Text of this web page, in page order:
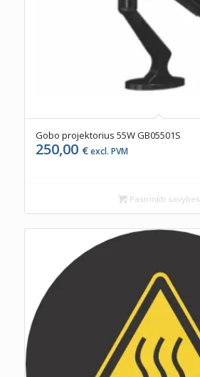
Gobo projektorius 55W GB05501S
250,00 €excl. PVM
Pasirinkti savybes